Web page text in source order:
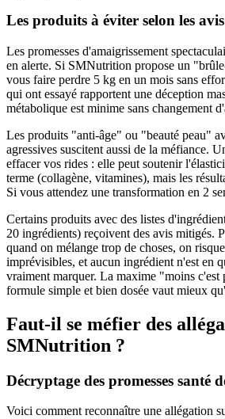
Les produits à éviter selon les avis
Les promesses d'amaigrissement
en alerte. Si SMNutrition propose un
vous faire perdre 5 kg en un mois sans
qui ont essayé rapportent une déception
métabolique est minime sans changement
Les produits "anti-âge" ou "beauté peau"
agressives suscitent aussi de la méfiance.
effacer vos rides : elle peut soutenir
terme (collagène, vitamines), mais les
Si vous attendez une transformation en 2
Certains produits avec des listes
20 ingrédients) reçoivent des avis mitigés.
quand on mélange trop de choses, on
imprévisibles, et aucun ingrédient n'est en
vraiment marquer. La maxime "moins
formule simple et bien dosée vaut mieux
Faut-il se méfier des
SMNutrition ?
Décryptage des promesses santé
Voici comment reconnaître une allégation